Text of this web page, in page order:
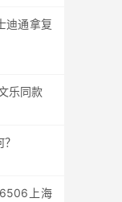
迪通拿复
乐同款
上海